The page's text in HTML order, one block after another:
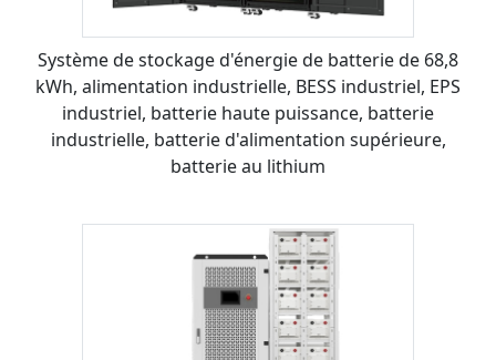
Système de stockage d'énergie de batterie de 68,8
kWh, alimentation industrielle, BESS industriel, EPS
industriel, batterie haute puissance, batterie
industrielle, batterie d'alimentation supérieure,
batterie au lithium